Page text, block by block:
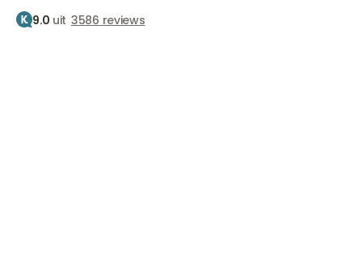
9.0 uit 3586 reviews